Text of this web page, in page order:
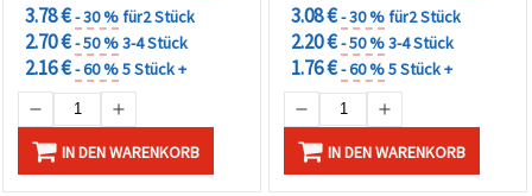
3.78 €- 30 %für2 Stück
2.70 €- 50 %3-4 Stück
2.16 €- 60 %5 Stück +
IN DEN WARENKORB
3.08 €- 30 %für2 Stück
2.20 €- 50 %3-4 Stück
1.76 €- 60 %5 Stück +
IN DEN WARENKORB